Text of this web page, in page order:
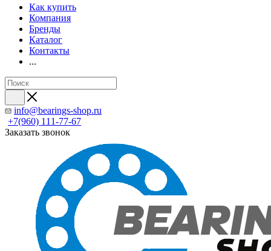
Как купить
Компания
Бренды
Каталог
Контакты
...
info@bearings-shop.ru
+7(960) 111-77-67
Заказать звонок